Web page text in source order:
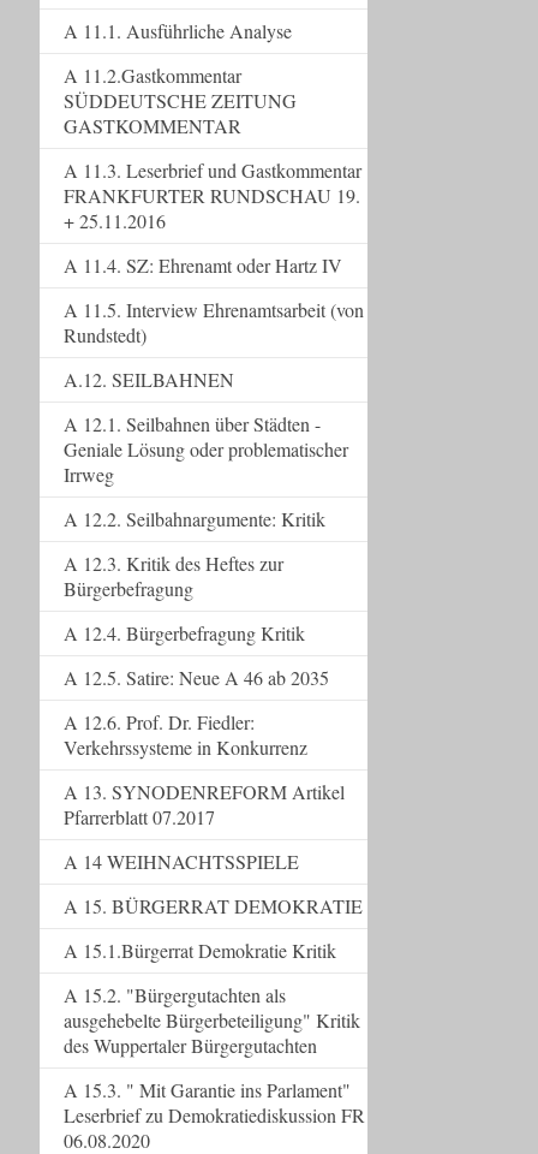
A 11.1. Ausführliche Analyse
A 11.2.Gastkommentar
SÜDDEUTSCHE ZEITUNG
GASTKOMMENTAR
A 11.3. Leserbrief und Gastkommentar
FRANKFURTER RUNDSCHAU 19.
+ 25.11.2016
A 11.4. SZ: Ehrenamt oder Hartz IV
A 11.5. Interview Ehrenamtsarbeit (von
Rundstedt)
A.12. SEILBAHNEN
A 12.1. Seilbahnen über Städten -
Geniale Lösung oder problematischer
Irrweg
A 12.2. Seilbahnargumente: Kritik
A 12.3. Kritik des Heftes zur
Bürgerbefragung
A 12.4. Bürgerbefragung Kritik
A 12.5. Satire: Neue A 46 ab 2035
A 12.6. Prof. Dr. Fiedler:
Verkehrssysteme in Konkurrenz
A 13. SYNODENREFORM Artikel
Pfarrerblatt 07.2017
A 14 WEIHNACHTSSPIELE
A 15. BÜRGERRAT DEMOKRATIE
A 15.1.Bürgerrat Demokratie Kritik
A 15.2. "Bürgergutachten als
ausgehebelte Bürgerbeteiligung" Kritik
des Wuppertaler Bürgergutachten
A 15.3. " Mit Garantie ins Parlament"
Leserbrief zu Demokratiediskussion FR
06.08.2020